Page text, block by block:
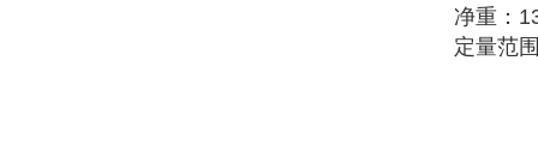
净重：
定量范